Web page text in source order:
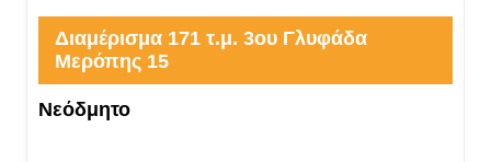
Διαμέρισμα 171 τ.μ. 3ου Γλυφάδα
Μερόπης 15
Νεόδμητο